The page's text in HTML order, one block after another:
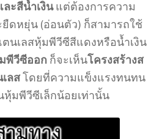
ะสีน้ำเงินแต่ต้องการความ
ดหยุ่น (อ่อนตัว) ก็สามารถใช้
นเลสหุ้มพีวีซีสีแดงหรือน้ำเงิน
พีวีซีออกก็จะเห็นโครงสร้างส
ลสโดยที่ความแข็งแรงทนทน
มพีวีซีเล็กน้อยเท่านั้น